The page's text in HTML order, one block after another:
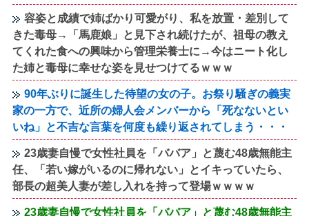
容姿と成績で姉ばかり可愛がり、私を放置・差別して
きた毒母→「馬鹿娘」と見下され続けたが、祖母の教え
てくれた食への興味から管理栄養士に→今はニート化し
た姉と毒母に幸せな姿を見せつけてるｗｗｗ
90年ぶりに誕生した待望の女の子。お祭り騒ぎの義実
家の一方で、近所の婦人会メンバーから「死なないとい
いね」と不吉な言葉を何度も繰り返されてしまう・・・
23歳妻自慢で女性社員を「ババア」と蔑む48歳無能主
任、「若い嫁がいるのに帰れない」とイキっていたら、
部長の超美人妻が差し入れを持って登場ｗｗｗｗ
23歳妻自慢で女性社員を「ババア」と蔑む48歳無能主